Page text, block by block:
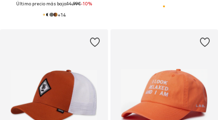
Último precio más bajo:14,99€-10%
+14